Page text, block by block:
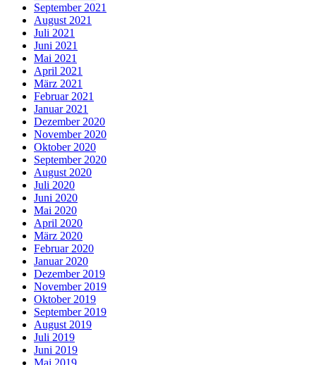
September 2021
August 2021
Juli 2021
Juni 2021
Mai 2021
April 2021
März 2021
Februar 2021
Januar 2021
Dezember 2020
November 2020
Oktober 2020
September 2020
August 2020
Juli 2020
Juni 2020
Mai 2020
April 2020
März 2020
Februar 2020
Januar 2020
Dezember 2019
November 2019
Oktober 2019
September 2019
August 2019
Juli 2019
Juni 2019
Mai 2019